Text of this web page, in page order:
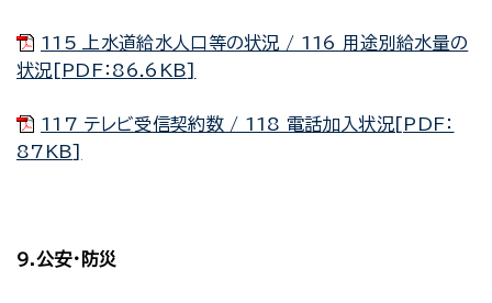
115 上水道給水人口等の状況 / 116 用途別給水量の
状況[PDF：86.6KB]
117 テレビ受信契約数 / 118 電話加入状況[PDF：
87KB]
9.公安・防災